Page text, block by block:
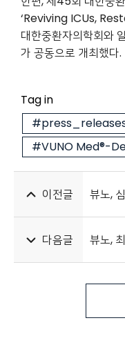
‘Reviving ICUs,
대한중환자의학회와
가 공동으로 개최했다
Tag in
#VUNO Med®-
이전글
다음글